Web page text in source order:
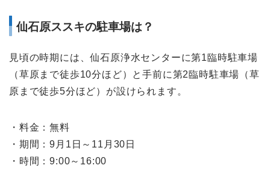
仙石原ススキの駐車場は？
見頃の時期には、仙石原浄水センターに第1臨時駐車場
（草原まで徒歩10分ほど）と手前に第2臨時駐車場（草
原まで徒歩5分ほど）が設けられます。
・料金：無料
・期間：9月1日～11月30日
・時間：9:00～16:00